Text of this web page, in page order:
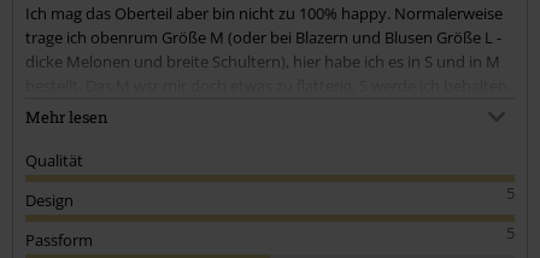
Ich mag das Oberteil aber bin nicht zu 100% happy. Normalerweise
trage ich obenrum Größe M (oder bei Blazern und Blusen Größe L -
dicke Melonen und breite Schultern), hier habe ich es in S und in M
Der Stoff ist richtig schön leicht und fühlt sich richtig toll auf der
lieber etwas taillierter aber hier gehe ich den Kompromiss ein, weil
ich es wirklich schön finde.
Mehr lesen
Qualität
5
Design
5
Passform